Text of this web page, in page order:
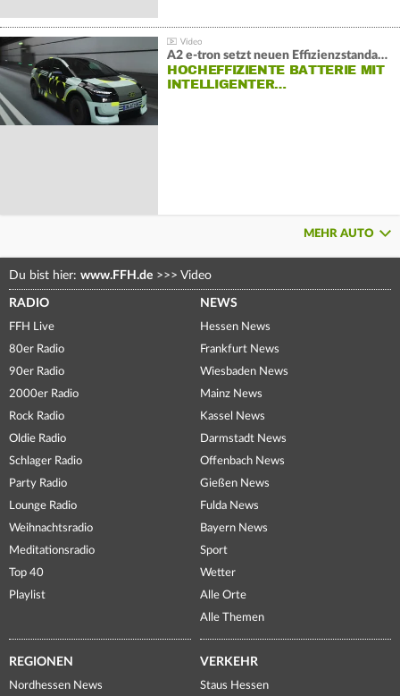
A2 e-tron setzt neuen Effizienzstandard bei Audi
HOCHEFFIZIENTE BATTERIE MIT
INTELLIGENTER…
MEHR AUTO
Du bist hier: www.FFH.de >>> Video
RADIO
FFH Live
80er Radio
90er Radio
2000er Radio
Rock Radio
Oldie Radio
Schlager Radio
Party Radio
Lounge Radio
Weihnachtsradio
Meditationsradio
Top 40
Playlist
NEWS
Hessen News
Frankfurt News
Wiesbaden News
Mainz News
Kassel News
Darmstadt News
Offenbach News
Gießen News
Fulda News
Bayern News
Sport
Wetter
Alle Orte
Alle Themen
REGIONEN
Nordhessen News
VERKEHR
Staus Hessen